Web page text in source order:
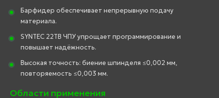
Барфидер обеспечивает непрерывную подачу
материала.
SYNTEC 22TB ЧПУ упрощает программирование и
повышает надёжность.
Высокая точность: биение шпинделя ≤0,002 мм,
повторяемость ≤0,003 мм.
Области применения